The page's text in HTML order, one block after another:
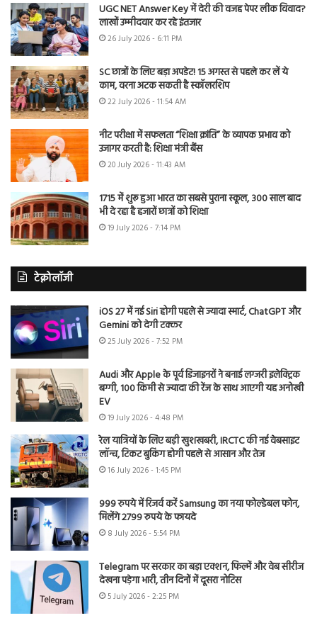
UGC NET Answer Key में देरी की वजह पेपर लीक विवाद?
लाखों उम्मीदवार कर रहे इंतजार
26 July 2026 - 6:11 PM
SC छात्रों के लिए बड़ा अपडेट! 15 अगस्त से पहले कर लें ये
काम, वरना अटक सकती है स्कॉलरशिप
22 July 2026 - 11:54 AM
नीट परीक्षा में सफलता “शिक्षा क्रांति” के व्यापक प्रभाव को
उजागर करती है: शिक्षा मंत्री बैंस
20 July 2026 - 11:43 AM
1715 में शुरू हुआ भारत का सबसे पुराना स्कूल, 300 साल बाद
भी दे रहा है हजारों छात्रों को शिक्षा
19 July 2026 - 7:14 PM
टेक्नोलॉजी
iOS 27 में नई Siri होगी पहले से ज्यादा स्मार्ट, ChatGPT और
Gemini को देगी टक्कर
25 July 2026 - 7:52 PM
Audi और Apple के पूर्व डिजाइनरों ने बनाई लग्जरी इलेक्ट्रिक
बग्गी, 100 किमी से ज्यादा की रेंज के साथ आएगी यह अनोखी
EV
19 July 2026 - 4:48 PM
रेल यात्रियों के लिए बड़ी खुशखबरी, IRCTC की नई वेबसाइट
लॉन्च, टिकट बुकिंग होगी पहले से आसान और तेज
16 July 2026 - 1:45 PM
999 रुपये में रिजर्व करें Samsung का नया फोल्डेबल फोन,
मिलेंगे 2799 रुपये के फायदे
8 July 2026 - 5:54 PM
Telegram पर सरकार का बड़ा एक्शन, फिल्में और वेब सीरीज
देखना पड़ेगा भारी, तीन दिनों में दूसरा नोटिस
5 July 2026 - 2:25 PM